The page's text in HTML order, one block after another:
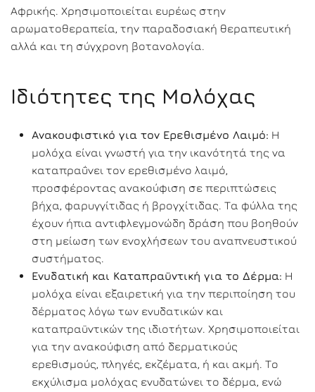
Αφρικής. Χρησιμοποιείται ευρέως στην
αρωματοθεραπεία, την παραδοσιακή θεραπευτική
αλλά και τη σύγχρονη βοτανολογία.
Ιδιότητες της Μολόχας
Ανακουφιστικό για τον Ερεθισμένο Λαιμό: Η
μολόχα είναι γνωστή για την ικανότητά της να
καταπραΰνει τον ερεθισμένο λαιμό,
προσφέροντας ανακούφιση σε περιπτώσεις
βήχα, φαρυγγίτιδας ή βρογχίτιδας. Τα φύλλα της
έχουν ήπια αντιφλεγμονώδη δράση που βοηθούν
στη μείωση των ενοχλήσεων του αναπνευστικού
συστήματος.
Ενυδατική και Καταπραϋντική για το Δέρμα: Η
μολόχα είναι εξαιρετική για την περιποίηση του
δέρματος λόγω των ενυδατικών και
καταπραϋντικών της ιδιοτήτων. Χρησιμοποιείται
για την ανακούφιση από δερματικούς
ερεθισμούς, πληγές, εκζέματα, ή και ακμή. Το
εκχύλισμα μολόχας ενυδατώνει το δέρμα, ενώ